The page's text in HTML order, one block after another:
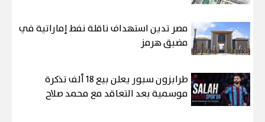
مصر تدين استهداف ناقلة نفط إماراتية في
مضيق هرمز
طرابزون سبور يعلن بيع 18 ألف تذكرة
موسمية بعد التعاقد مع محمد صلاح